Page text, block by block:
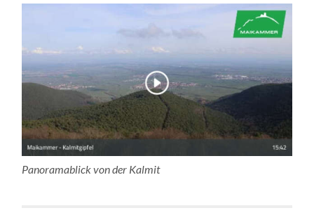
Panoramablick von der Kalmit